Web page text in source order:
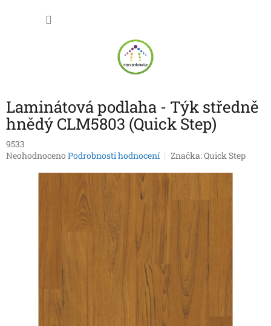
Laminátová podlaha - Týk středně
hnědý CLM5803 (Quick Step)
9533
Průměrné
Neohodnoceno Podrobnosti hodnocení Značka:Quick Step